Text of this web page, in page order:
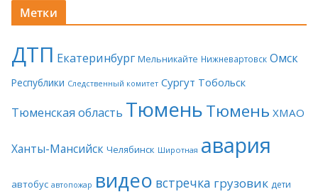
Метки
ДТП Екатеринбург Мельникайте Нижневартовск Омск
Республики Следственный комитет Сургут Тобольск
Тюменская область ТюменьТюмень ХМАО
Ханты-Мансийск Челябинск Широтная авария
автобус автопожар видео встречка грузовик дети